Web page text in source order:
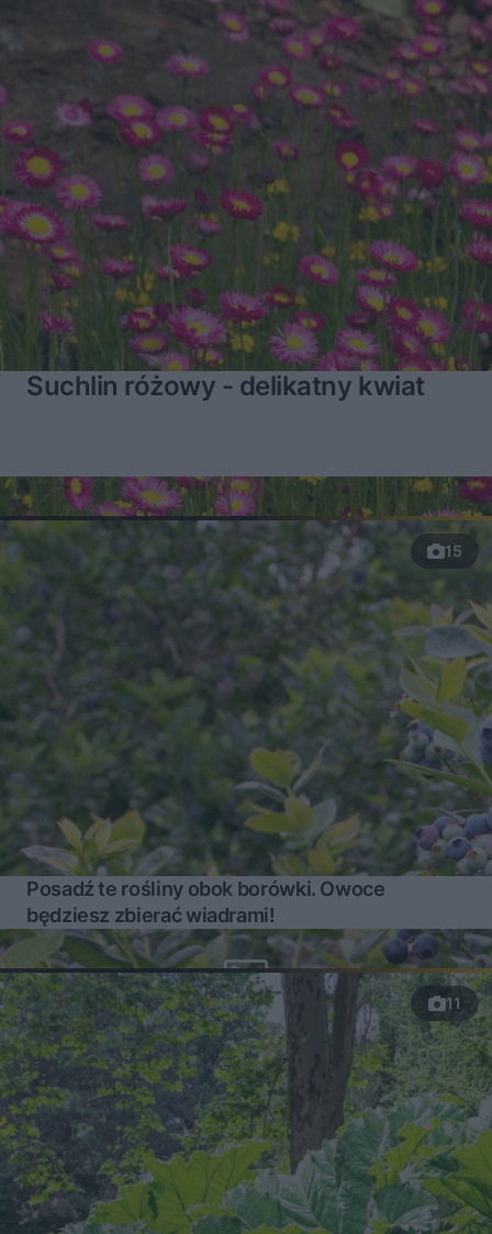
Suchlin różowy - delikatny kwiat
15
Posadź te rośliny obok borówki. Owoce
będziesz zbierać wiadrami!
11